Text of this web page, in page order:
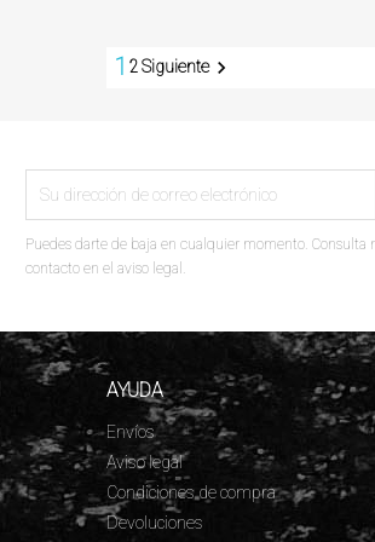
1 2Siguiente
Puedes darte de baja en cualquier momento. Consulta
contacto en el aviso legal.
AYUDA
Envíos
Aviso legal
Condiciones de compra
Devoluciones